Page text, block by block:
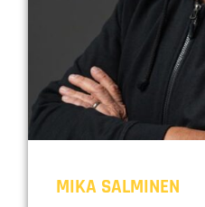
MIKA SALMINEN